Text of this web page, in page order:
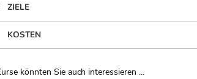
ZIELE
KOSTEN
könnten Sie auch interessieren ...